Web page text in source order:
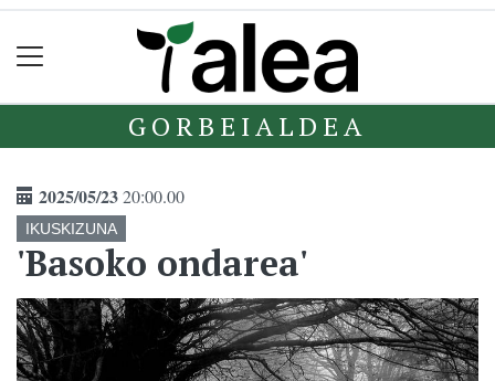
GORBEIALDEA
2025/05/2320:00.00
IKUSKIZUNA
'Basoko ondarea'